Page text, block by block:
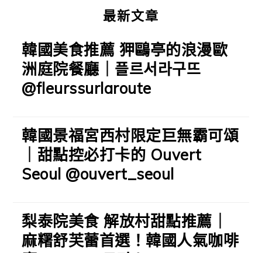
最新文章
韓國美食推薦 狎鷗亭的浪漫歐
洲庭院餐廳｜플르서라구뜨
@fleurssurlaroute
韓國景福宮西村限定巨無霸可頌
｜甜點控必打卡的 Ouvert
Seoul @ouvert_seoul
梨泰院美食 解放村甜點推薦｜
麻糬舒芙蕾首選！韓國人氣咖啡